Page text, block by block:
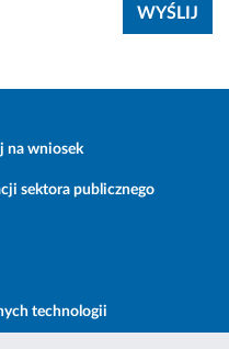
na wniosek
sektora publicznego
technologii